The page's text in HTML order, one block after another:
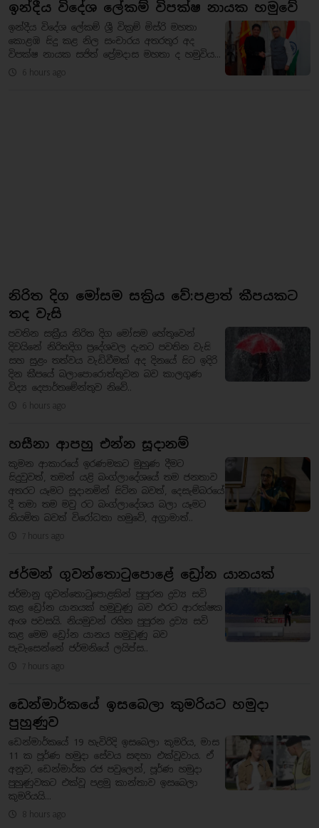
ඉන්දීය විදේශ ලේකම් විපක්ෂ නායක හමුවේ
ඉන්දීය විදේශ ලේකම් ශ්‍රී වික්‍රම් මිස්රි මහතා
කොළඹ සිදු කළ නිල සංචාරය අතරතුර අද
විපක්ෂ නායක සජිත් ප්‍රේමදාස මහතා ද හමුවිය...
6 hours ago
නිරිත දිග මෝසම සක්‍රිය වේ:පළාත් කීපයකට
තද වැසි
පවතින සක්‍රීය නිරිත දිග මෝසම හේතුවෙන්
දිවයිනේ නිරිතදිග ප්‍රදේශවල දැනට පවතින වැසි
සහ සුළං තත්වය වැඩිවීමක් අද දිනයේ සිට ඉදිරි
දින කීපයේ බලාපොරොත්තුවන බව කාලගුණ
විද්‍ය දෙපාර්තමේන්තුව නිවේ..
6 hours ago
හසීනා ආපහු එන්න සූදානම්
කුමන ආකාරයේ ඉරණමකට මුහුණ දීමට
සිදුවුවත්, තමන් යළි බංග්ලාදේශයේ තම ජනතාව
අතරට යෑමට සූදානමින් සිටින බවත්, දෙසැම්බරයේ
දී තමා තම මවු රට බංග්ලාදේශය බලා යෑමට
නියමිත බවත් විරෝධතා හමුවේ, අග්‍රාමාත්..
7 hours ago
ජර්මන් ගුවන්තොටුපොළේ ඩ්‍රෝන යානයක්
ජර්මානු ගුවන්තොටුපොළකින් පුපුරන ද්‍රව්‍ය සවි
කළ ඩ්‍රෝන යානයක් හමුවුණු බව එරට ආරක්ෂක
අංශ පවසයි. නියමුවන් රහිත පුපුරන ද්‍රව්‍ය සවි
කළ මෙම ඩ්‍රෝන යානය හමුවුණු බව
පැවැසෙන්නේ ජර්මනියේ ලයිප්ස..
7 hours ago
ඩෙන්මාර්කයේ ඉසබෙලා කුමරියට හමුදා
පුහුණුව
ඩෙන්මාර්කයේ 19 හැවිරිදි ඉසබෙලා කුමරිය, මාස
11 ක පූර්ණ හමුදා සේවය සඳහා එක්වූවාය. ඒ
අනුව, ඩෙන්මාර්ක රජ පවුලෙන්, පූර්ණ හමුදා
පුහුණුවකට එක්වූ පළමු කාන්තාව ඉසබෙලා
කුමරියයි...
8 hours ago